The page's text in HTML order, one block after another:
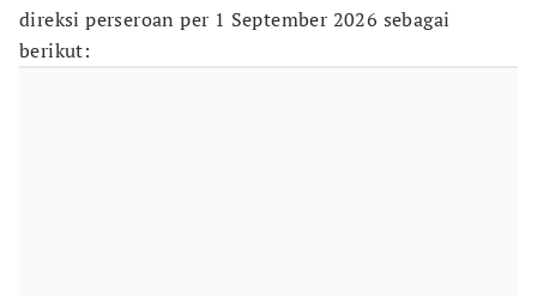
direksi perseroan per 1 September 2026 sebagai
berikut: